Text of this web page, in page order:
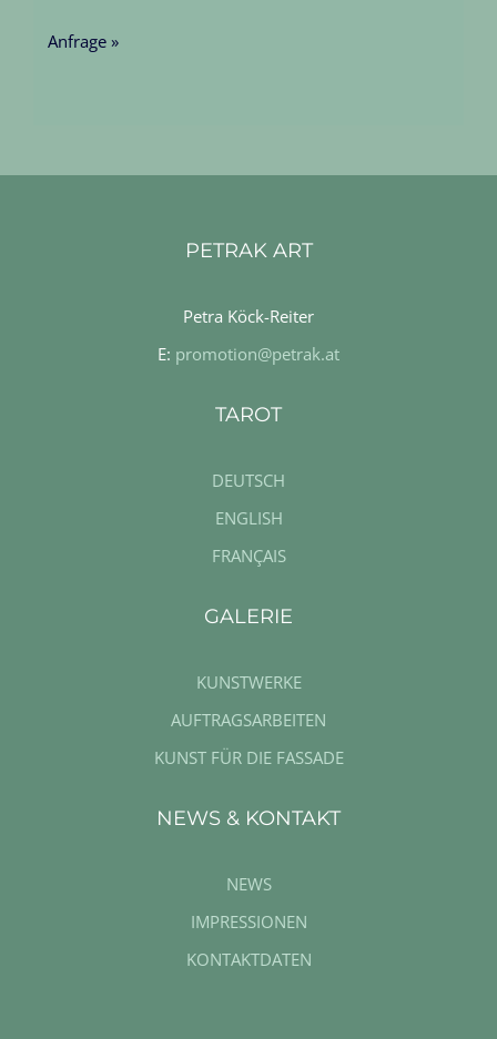
Anfrage »
PETRAK ART
Petra Köck-Reiter
E: promotion@petrak.at
TAROT
DEUTSCH
ENGLISH
FRANÇAIS
GALERIE
KUNSTWERKE
AUFTRAGSARBEITEN
KUNST FÜR DIE FASSADE
NEWS & KONTAKT
NEWS
IMPRESSIONEN
KONTAKTDATEN